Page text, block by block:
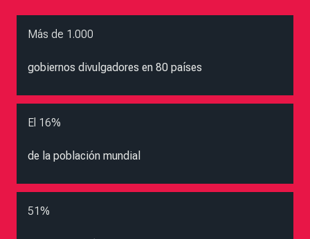
Más de 1.000
gobiernos divulgadores en 80 países
El 16%
de la población mundial
51%